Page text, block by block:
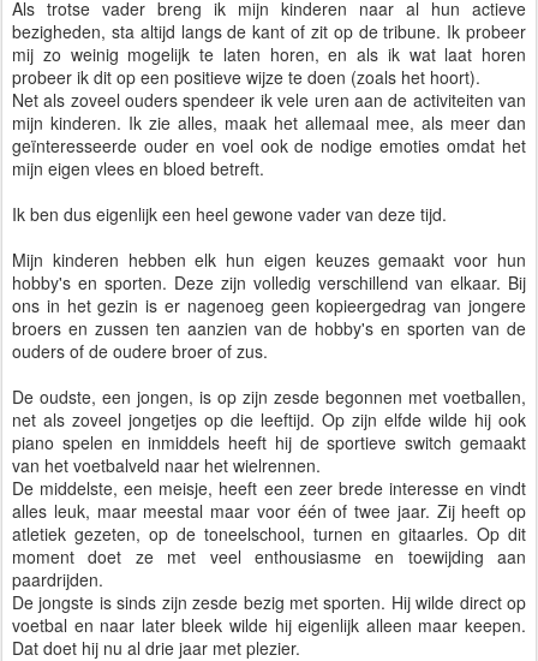
Als trotse vader breng ik mijn kinderen naar al hun actieve
bezigheden, sta altijd langs de kant of zit op de tribune. Ik probeer
mij zo weinig mogelijk te laten horen, en als ik wat laat horen
probeer ik dit op een positieve wijze te doen (zoals het hoort).
Net als zoveel ouders spendeer ik vele uren aan de activiteiten van
mijn kinderen. Ik zie alles, maak het allemaal mee, als meer dan
geïnteresseerde ouder en voel ook de nodige emoties omdat het
mijn eigen vlees en bloed betreft.
Ik ben dus eigenlijk een heel gewone vader van deze tijd.
Mijn kinderen hebben elk hun eigen keuzes gemaakt voor hun
hobby's en sporten. Deze zijn volledig verschillend van elkaar. Bij
ons in het gezin is er nagenoeg geen kopieergedrag van jongere
broers en zussen ten aanzien van de hobby's en sporten van de
ouders of de oudere broer of zus.
De oudste, een jongen, is op zijn zesde begonnen met voetballen,
net als zoveel jongetjes op die leeftijd. Op zijn elfde wilde hij ook
piano spelen en inmiddels heeft hij de sportieve switch gemaakt
van het voetbalveld naar het wielrennen.
De middelste, een meisje, heeft een zeer brede interesse en vindt
alles leuk, maar meestal maar voor één of twee jaar. Zij heeft op
atletiek gezeten, op de toneelschool, turnen en gitaarles. Op dit
moment doet ze met veel enthousiasme en toewijding aan
paardrijden.
De jongste is sinds zijn zesde bezig met sporten. Hij wilde direct op
voetbal en naar later bleek wilde hij eigenlijk alleen maar keepen.
Dat doet hij nu al drie jaar met plezier.